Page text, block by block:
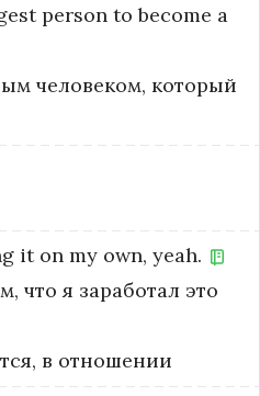
person to become a
человеком, который
it on my own, yeah.
что я заработал это
в отношении